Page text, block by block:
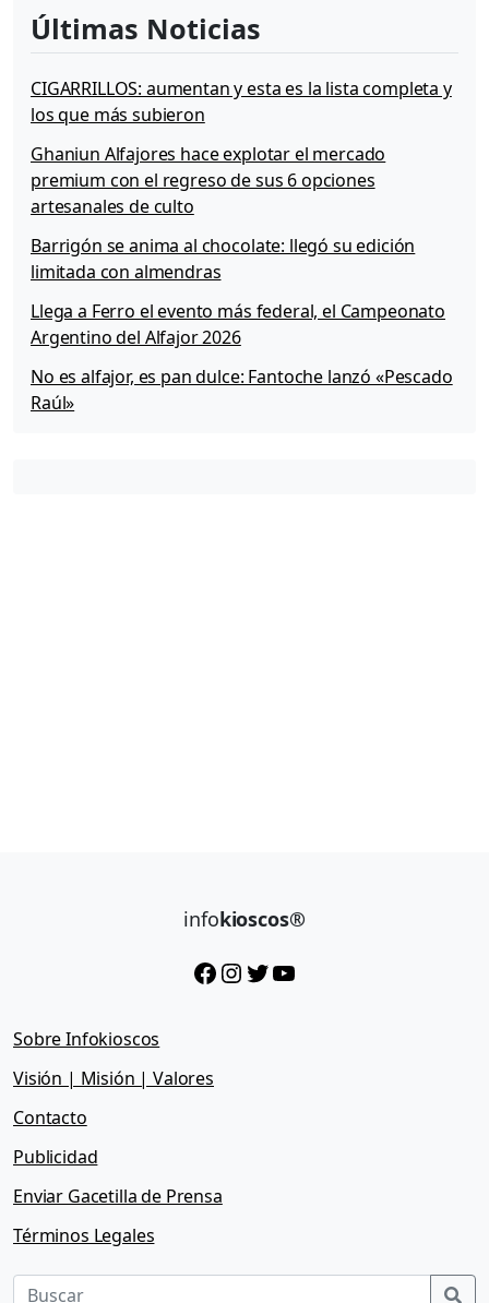
Últimas Noticias
CIGARRILLOS: aumentan y esta es la lista completa y
los que más subieron
Ghaniun Alfajores hace explotar el mercado
premium con el regreso de sus 6 opciones
artesanales de culto
Barrigón se anima al chocolate: llegó su edición
limitada con almendras
Llega a Ferro el evento más federal, el Campeonato
Argentino del Alfajor 2026
No es alfajor, es pan dulce: Fantoche lanzó «Pescado
Raúl»
infokioscos®
Facebook InstagramTwitter YouTube
Sobre Infokioscos
Visión | Misión | Valores
Contacto
Publicidad
Enviar Gacetilla de Prensa
Términos Legales